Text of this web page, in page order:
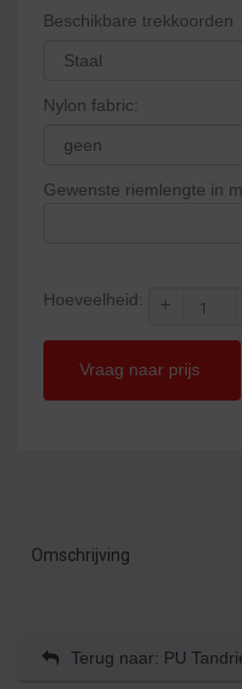
Beschikbare trekkoorden
Nylon fabric:
Gewenste riemlengte in
Hoeveelheid: +
Vraag naar prijs
Omschrijving
Terug naar: PU